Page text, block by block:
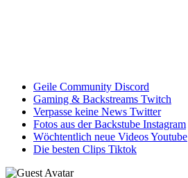
Geile Community Discord
Gaming & Backstreams Twitch
Verpasse keine News Twitter
Fotos aus der Backstube Instagram
Wöchtentlich neue VideosYoutube
Die besten Clips Tiktok